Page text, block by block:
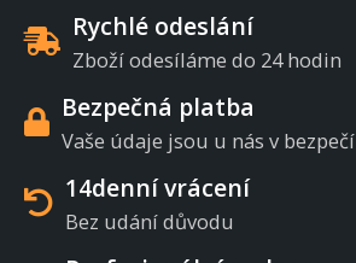
Rychlé odeslání
Zboží odesíláme do 24 hodin
Bezpečná platba
Vaše údaje jsou u nás v bezpečí
14denní vrácení
Bez udání důvodu